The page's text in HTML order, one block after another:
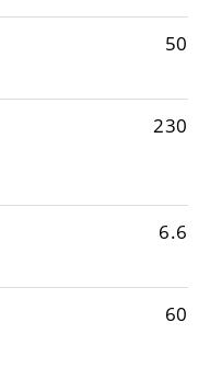
50
230
6.6
60